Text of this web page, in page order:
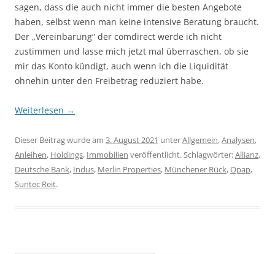
sagen, dass die auch nicht immer die besten Angebote
haben, selbst wenn man keine intensive Beratung braucht.
Der „Vereinbarung“ der comdirect werde ich nicht
zustimmen und lasse mich jetzt mal überraschen, ob sie
mir das Konto kündigt, auch wenn ich die Liquidität
ohnehin unter den Freibetrag reduziert habe.
Weiterlesen →
Dieser Beitrag wurde am 3. August 2021 unterAllgemein,Analysen,
Anleihen, Holdings, Immobilien veröffentlicht. Schlagwörter:Allianz,
Deutsche Bank, Indus, Merlin Properties, Münchener Rück,Opap,
Suntec Reit.